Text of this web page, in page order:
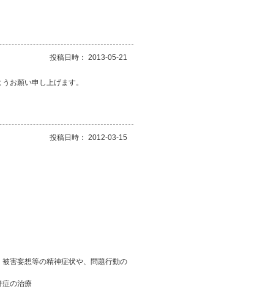
投稿日時： 2013-05-21
お願い申し上げます。
投稿日時： 2012-03-15
害妄想等の精神症状や、問題行動の
症の治療